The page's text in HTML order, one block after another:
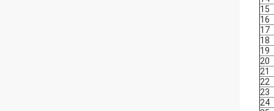
15
16
17
18
19
20
21
22
23
24